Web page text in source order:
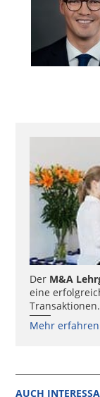
Der M&A
eine
Transaktionen.
Mehr erfahren
AUCH